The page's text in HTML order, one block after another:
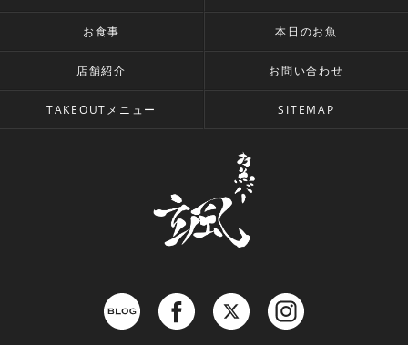
お食事 本日のお魚
店舗紹介 お問い合わせ
TAKEOUTメニュー SITEMAP